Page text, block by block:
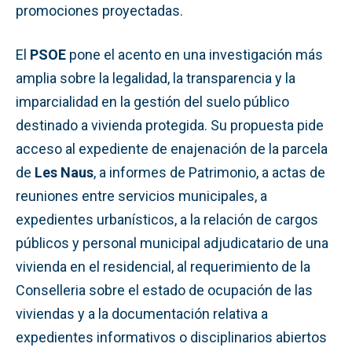
promociones proyectadas.
El PSOE pone el acento en una investigación más
amplia sobre la legalidad, la transparencia y la
imparcialidad en la gestión del suelo público
destinado a vivienda protegida. Su propuesta pide
acceso al expediente de enajenación de la parcela
de Les Naus, a informes de Patrimonio, a actas de
reuniones entre servicios municipales, a
expedientes urbanísticos, a la relación de cargos
públicos y personal municipal adjudicatario de una
vivienda en el residencial, al requerimiento de la
Conselleria sobre el estado de ocupación de las
viviendas y a la documentación relativa a
expedientes informativos o disciplinarios abiertos